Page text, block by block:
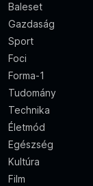
Baleset
Gazdaság
Sport
Foci
Forma-1
Tudomány
Technika
Életmód
Egészség
Kultúra
Film